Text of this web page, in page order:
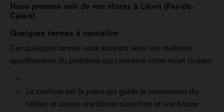
Nous prenons soin de vos stores à Liévin (Pas-de-
Calais)
Quelques termes à connaître
Ces quelques termes vous assurent ainsi une meilleure
appréhension du problème qui concerne votre volet roulant.
La coulisse est la pièce qui guide le mouvement du
tablier et assure une bonne ouverture et une bonne